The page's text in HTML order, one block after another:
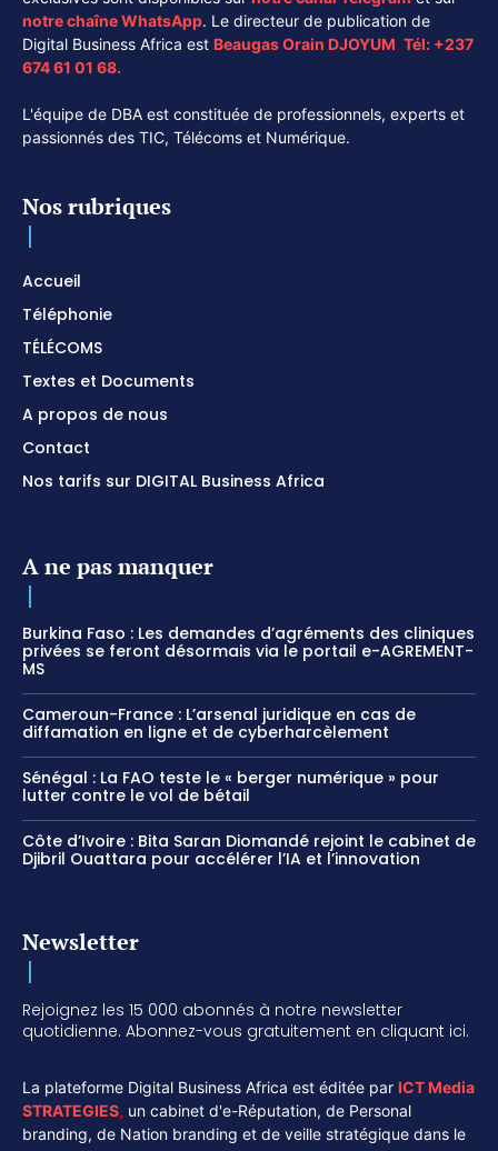
notre chaîneWhatsApp. Le directeur de publication de
Digital Business Africa est Beaugas Orain DJOYUM. Tél: +237
674 61 01 68.
L'équipe de DBA est constituée de professionnels, experts et
passionnés des TIC, Télécoms et Numérique.
Nos rubriques
Accueil
Téléphonie
TÉLÉCOMS
Textes et Documents
A propos de nous
Contact
Nos tarifs sur DIGITAL Business Africa
A ne pas manquer
Burkina Faso : Les demandes d’agréments des cliniques
privées se feront désormais via le portail e-AGREMENT-
MS
Cameroun-France : L’arsenal juridique en cas de
diffamation en ligne et de cyberharcèlement
Sénégal : La FAO teste le « berger numérique » pour
lutter contre le vol de bétail
Côte d’Ivoire : Bita Saran Diomandé rejoint le cabinet de
Djibril Ouattara pour accélérer l’IA et l’innovation
Newsletter
Rejoignez les 15 000 abonnés à notre newsletter
quotidienne. Abonnez-vous gratuitement en cliquant ici.
La plateforme Digital Business Africa est éditée par ICT Media
STRATEGIES, un cabinet d'e-Réputation, de Personal
branding, de Nation branding et de veille stratégique dans le